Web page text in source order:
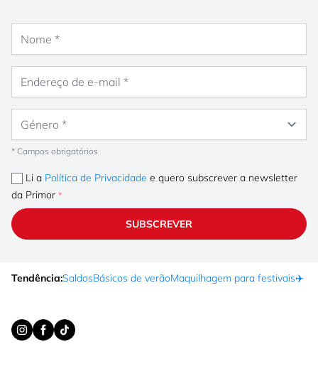
* Campos obrigatórios
Li a Política de Privacidade e quero subscrever a newsletter
da Primor
SUBSCREVER
Tendência:SaldosBásicos de verãoMaquilhagem para festivais✈️